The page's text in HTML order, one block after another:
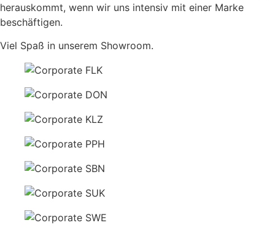
herauskommt, wenn wir uns intensiv mit einer Marke
beschäftigen.
Viel Spaß in unserem Showroom.